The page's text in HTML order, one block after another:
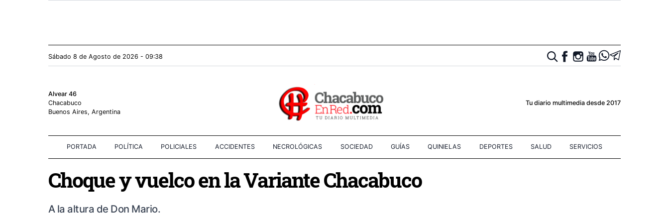
Sábado 8 de Agosto de 2026 - 09:38
Alvear 46
Chacabuco
Buenos Aires, Argentina
Tu diario multimedia desde 2017
PORTADA POLÍTICA POLICIALES ACCIDENTES NECROLÓGICAS SOCIEDAD GUÍAS QUINIELAS DEPORTES SALUD SERVICIOS
Choque y vuelco en la Variante Chacabuco
A la altura de Don Mario.